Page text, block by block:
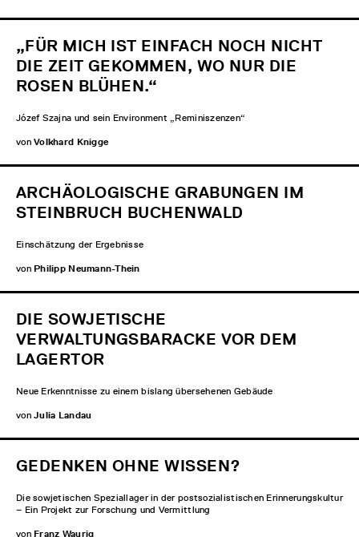
„FÜR MICH IST EINFACH NOCH NICHT
DIE ZEIT GEKOMMEN, WO NUR DIE
ROSEN BLÜHEN.“
Józef Szajna und sein Environment „Reminiszenzen“
vonVolkhard Knigge
ARCHÄOLOGISCHE GRABUNGEN IM
STEINBRUCH BUCHENWALD
Einschätzung der Ergebnisse
von Philipp Neumann-Thein
DIE SOWJETISCHE
VERWALTUNGSBARACKE VOR DEM
LAGERTOR
Neue Erkenntnisse zu einem bislang übersehenen Gebäude
vonJulia Landau
GEDENKEN OHNE WISSEN?
Die sowjetischen Speziallager in der postsozialistischen Erinnerungskultur
– Ein Projekt zur Forschung und Vermittlung
von Franz Waurig